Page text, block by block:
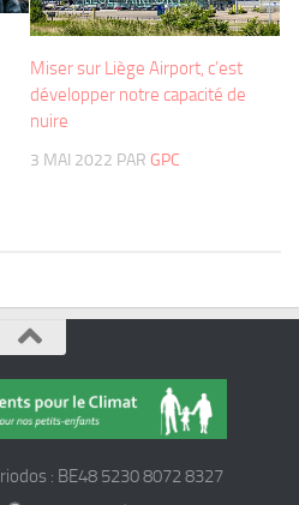
Miser sur Liège Airport, c’est
développer notre capacité de
nuire
3 MAI 2022 PAR GPC
: BE48 5230 8072 8327